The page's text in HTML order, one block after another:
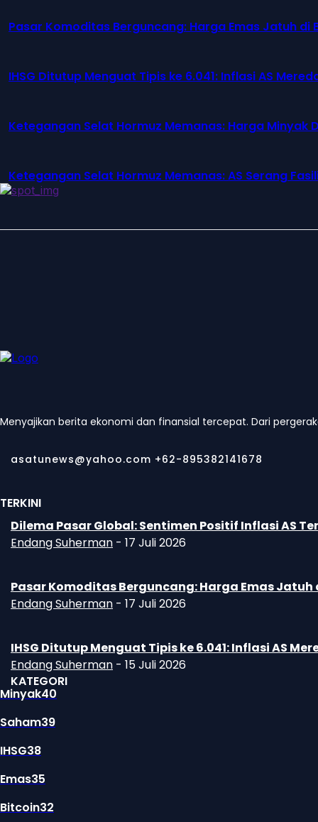
Pasar Komoditas Berguncang: Harga Emas Jatuh di
IHSG Ditutup Menguat Tipis ke 6.041: Inflasi AS
Ketegangan Selat Hormuz Memanas: Harga Minyak
Ketegangan Selat Hormuz Memanas: AS Serang
Menyajikan berita ekonomi dan finansial tercepat. Dari
asatunews@yahoo.com +62-895382141678
TERKINI
Dilema Pasar Global: Sentimen Positif Inflasi AS
Endang Suherman - 17 Juli 2026
Pasar Komoditas Berguncang: Harga Emas
Endang Suherman - 17 Juli 2026
IHSG Ditutup Menguat Tipis ke 6.041: Inflasi AS
Endang Suherman - 15 Juli 2026
KATEGORI
Minyak40
Saham39
IHSG38
Emas35
Bitcoin32